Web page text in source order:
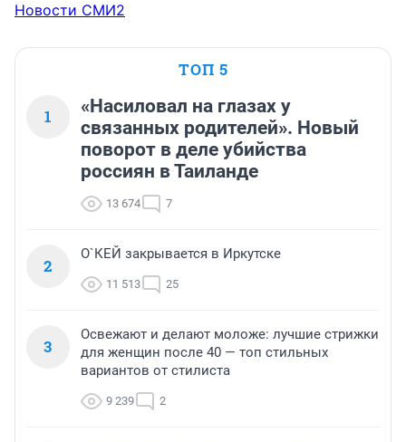
Новости СМИ2
ТОП 5
1
«Насиловал на глазах у
связанных родителей». Новый
поворот в деле убийства
россиян в Таиланде
13 674 7
2
О`КЕЙ закрывается в Иркутске
11 513 25
3
Освежают и делают моложе: лучшие стрижки
для женщин после 40 — топ стильных
вариантов от стилиста
9 239 2